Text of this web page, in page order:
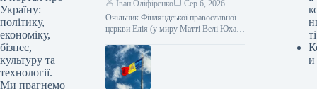
Україну:
політику,
економіку,
бізнес,
культуру та
технології.
Ми прагнемо
Кирила щодо ядерної зброї
Іван Оліфіренко
Сер 6, 2026
Очільник Фінляндської православної
церкви Елія (у миру Матті Велі Юхані
здивування щодо того, як
предстоятель Російської
православної…
ті
и